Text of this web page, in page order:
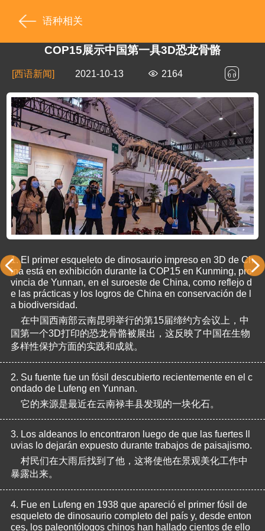
语种相关
COP15展示中国第一具3D恐龙骨骼
[西语新闻] 2021-10-13 2164
1. El primer esqueleto de dinosaurio impreso en 3D de Ch
ina está en exhibición durante la COP15 en Kunming, pro
vincia de Yunnan, en el suroeste de China, como reflejo d
e las prácticas y los logros de China en conservación de l
a biodiversidad.
在中国西南部云南昆明举行的第15届缔约方会议上，中
国第一个3D打印的恐龙骨骼被展出，这反映了中国在生物
多样性保护方面的实践和成就。
2. Su fuente fue un fósil descubierto recientemente en el c
ondado de Lufeng en Yunnan.
它的来源是最近在云南禄丰县发现的一块化石。
3. Los aldeanos lo encontraron luego de que las fuertes ll
uvias lo dejarán expuesto durante trabajos de paisajismo.
村民们在大雨后找到了他，这将使他在景观美化工作中
暴露出来。
4. Fue en Lufeng en 1938 que apareció el primer fósil de
esqueleto de dinosaurio completo del país y, desde enton
ces, los paleontólogos chinos han hallado cientos de ello